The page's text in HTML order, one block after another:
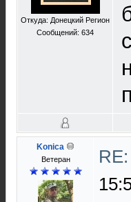
Откуда: Донецкий Регион
Сообщений: 634
Konica
Ветеран